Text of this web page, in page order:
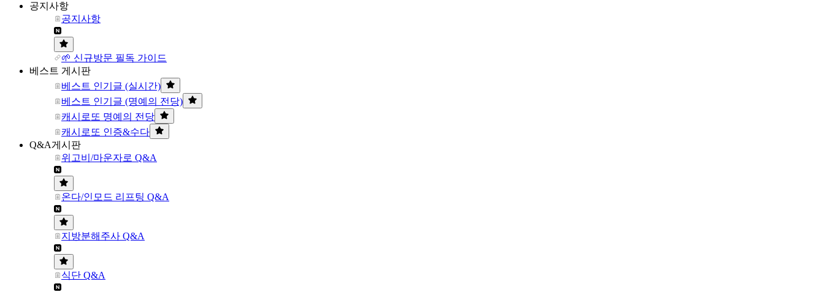
공지사항
공지사항
🌱 신규방문 필독 가이드
베스트 게시판
베스트 인기글 (실시간)
베스트 인기글 (명예의 전당)
캐시로또 명예의 전당
캐시로또 인증&수다
Q&A게시판
위고비/마운자로 Q&A
온다/인모드 리프팅 Q&A
지방분해주사 Q&A
식단 Q&A